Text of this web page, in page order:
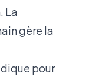
La
gère la
pour